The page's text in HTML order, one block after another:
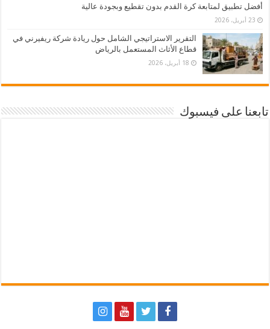
أفضل تطبيق لمتابعة كرة القدم بدون تقطيع وبجودة عالية
23 أبريل، 2026
التقرير الاستراتيجي الشامل حول ريادة شركة ريفيرني في
قطاع الأثاث المستعمل بالرياض
18 أبريل، 2026
تابعنا على فيسبوك